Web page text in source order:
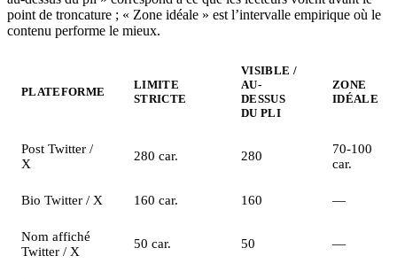
point de troncature ; « Zone idéale » est l’intervalle empirique où le
contenu performe le mieux.
PLATEFORME
LIMITE
STRICTE
VISIBLE /
AU-
DESSUS
DU PLI
ZONE
IDÉALE
Post Twitter /
X
280 car. 280
70-100
car.
Bio Twitter / X 160 car. 160 —
Nom affiché
Twitter / X
50 car. 50 —